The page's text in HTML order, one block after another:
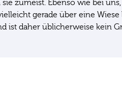
zumeist. Ebenso wie bei
gerade über eine
ist daher üblicherweise kein